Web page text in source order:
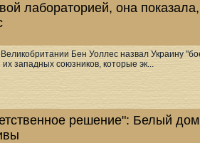
лабораторией, она
Бен Уоллес назвал Украину
их западных союзников, которые эк...
решение": Белый